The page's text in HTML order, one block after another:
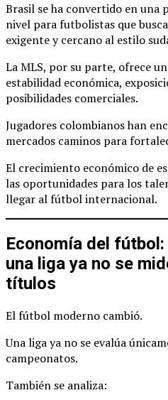
Brasil se ha convertido en
nivel para futbolistas que
exigente y cercano al estilo
La MLS, por su parte, ofrece
estabilidad económica,
posibilidades comerciales.
Jugadores colombianos han
mercados caminos para
El crecimiento económico de
las oportunidades para los
llegar al fútbol internacional.
Economía del
una liga ya no se
títulos
El fútbol moderno cambió.
Una liga ya no se evalúa
campeonatos.
También se analiza: